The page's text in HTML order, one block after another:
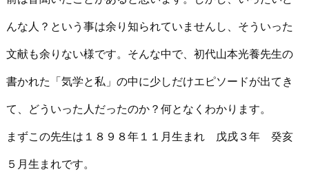
んな人？という事は余り知られていませんし、そういった
文献も余りない様です。そんな中で、初代山本光養先生の
書かれた「気学と私」の中に少しだけエピソードが出てき
て、どういった人だったのか？何となくわかります。
まずこの先生は１８９８年１１月生まれ 戊戌３年 癸亥
５月生まれです。